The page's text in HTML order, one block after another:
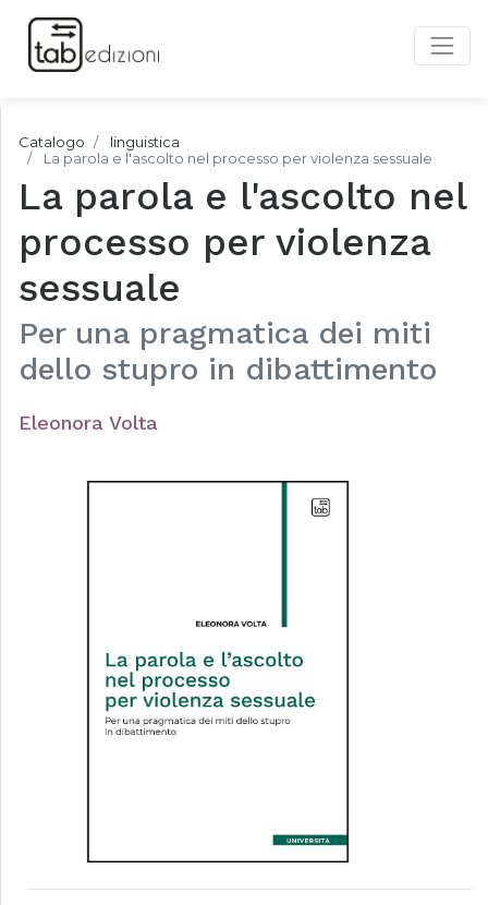
Catalogo
linguistica
La parola e l'ascolto nel processo per violenza sessuale
La parola e l'ascolto nel
processo per violenza
sessuale
Per una pragmatica dei miti
dello stupro in dibattimento
Eleonora Volta